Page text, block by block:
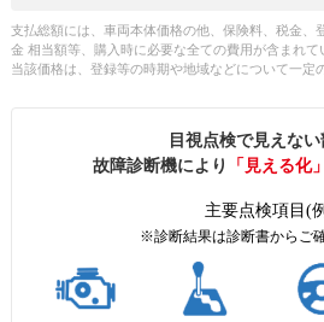
支払総額には、車両本体価格の他、保険料、税金、
金 相当額等、購入時に必要な全ての費用が含まれて
当該価格は、登録等の時期や地域などについて一定
目視点検で見えな
故障診断機により
「見える化」
主要点検項目(
※診断結果は診断書からご